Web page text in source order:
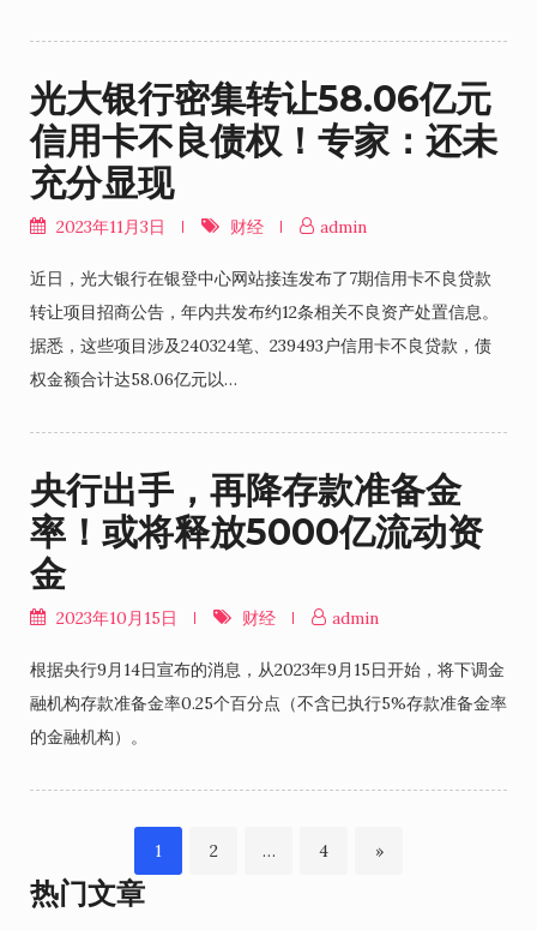
光大银行密集转让58.06亿元
信用卡不良债权！专家：还未
充分显现
2023年11月3日 财经 admin
近日，光大银行在银登中心网站接连发布了7期信用卡不良贷款
转让项目招商公告，年内共发布约12条相关不良资产处置信息。
据悉，这些项目涉及240324笔、239493户信用卡不良贷款，债
权金额合计达58.06亿元以…
央行出手，再降存款准备金
率！或将释放5000亿流动资
金
2023年10月15日 财经 admin
根据央行9月14日宣布的消息，从2023年9月15日开始，将下调金
融机构存款准备金率0.25个百分点（不含已执行5%存款准备金率
的金融机构）。
文
Page
1 Page
2 … Page
4 »
热门文章